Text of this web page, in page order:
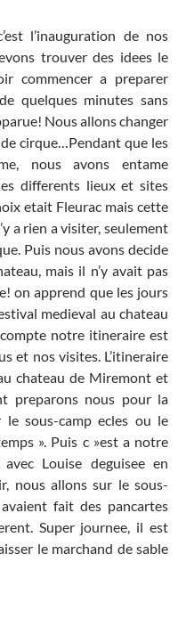
l’inauguration de nos
trouver des idees le
commencer a preparer
quelques minutes sans
Nous allons changer
cirque…Pendant que les
nous avons entame
differents lieux et sites
etait Fleurac mais cette
a rien a visiter, seulement
Puis nous avons decide
mais il n’y avait pas
on apprend que les jours
medieval au chateau
notre itineraire est
et nos visites. L’itineraire
chateau de Miremont et
preparons nous pour la
le sous-camp ecles ou le
». Puis c »est a notre
Louise deguisee en
nous allons sur le sous-
fait des pancartes
Super journee, il est
le marchand de sable